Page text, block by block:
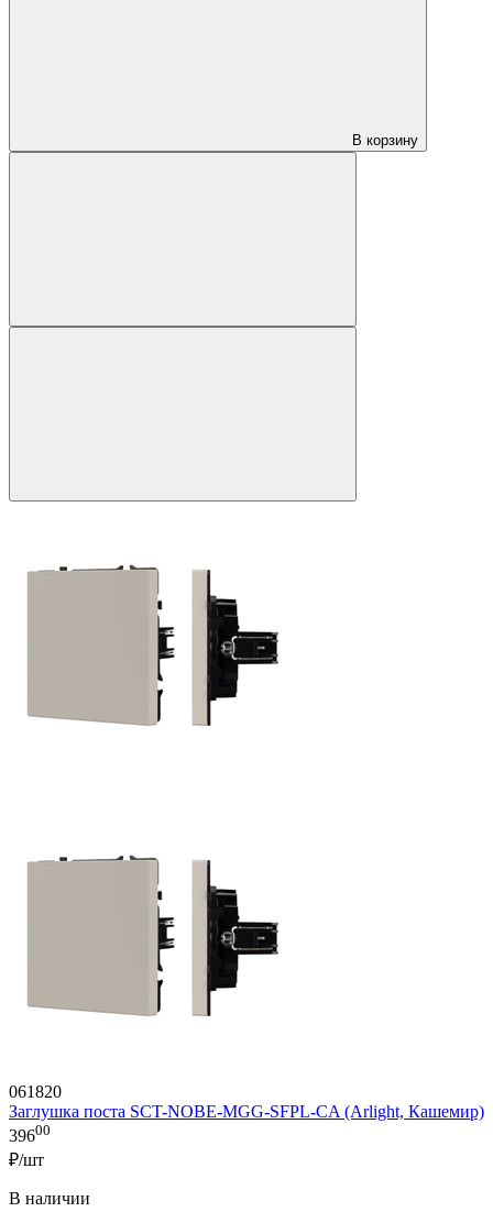
В корзину
061820
Заглушка поста SCT-NOBE-MGG-SFPL-CA (Arlight, Кашемир)
39600
₽/шт
В наличии